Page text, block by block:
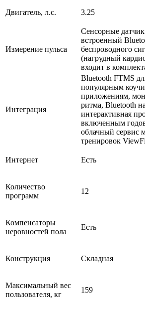
Двигатель, л.с. 3.25
Измерение пульса
Сенсорные
встроенный
беспроводного
(нагрудный
входит в
Интеграция
Bluetooth FTMS
популярным
приложениям,
ритма, Bluetooth
интерактивная
включенным
облачный сервис
тренировок
Интернет Есть
Количество
программ
12
Компенсаторы
неровностей пола
Есть
Конструкция Складная
Максимальный вес
пользователя, кг
159